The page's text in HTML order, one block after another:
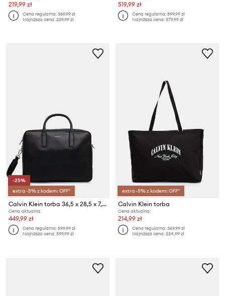
219,99 zł
Cena regularna:369,99 zł
Najniższa cena:229,99 zł
519,99 zł
Cena regularna:899,99 zł
Najniższa cena:579,99 zł
-25%
extra -5% z kodem: OFF*
Calvin Klein torba 36,5 x 28,5 x 7,5 cm
Cena aktualna:
449,99 zł
Cena regularna:599,99 zł
Najniższa cena:599,99 zł
extra -5% z kodem: OFF*
Calvin Klein torba
Cena aktualna:
214,99 zł
Cena regularna:369,99 zł
Najniższa cena:224,99 zł